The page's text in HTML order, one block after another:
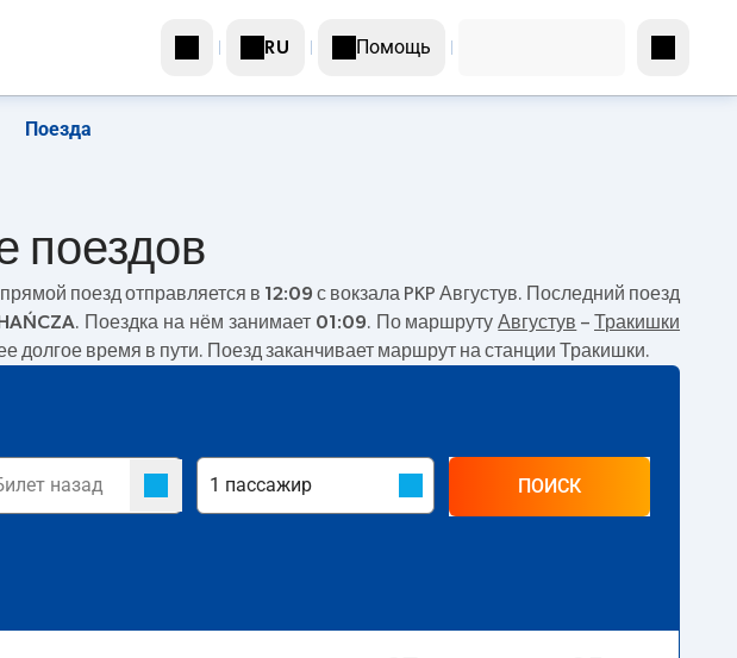
RU Помощь
Поезда
поездов
поезд отправляется в 12:09 с вокзала PKP Августув. Последний поезд
HAŃCZA. Поездка на нём занимает 01:09. По маршрутуАвгустув –Тракишки
долгое время в пути. Поезд заканчивает маршрут на станции Тракишки.
ПОИСК